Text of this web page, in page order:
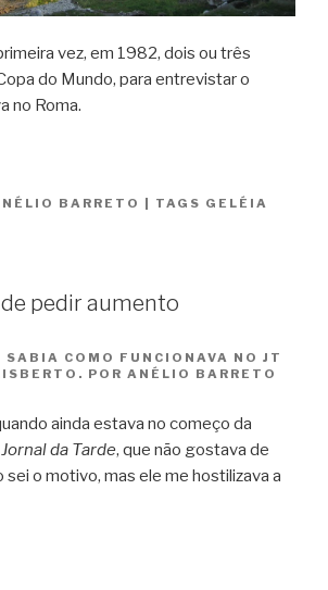
vez, em 1982, dois ou três
do Mundo, para entrevistar o
no Roma.
BARRETO TAGS GELÉIA
pedir aumento
SABIA COMO FUNCIONAVA NO JT
POR ANÉLIO BARRETO
ainda estava no começo da
Jornal da Tarde, que não gostava de
sei o motivo, mas ele me hostilizava a